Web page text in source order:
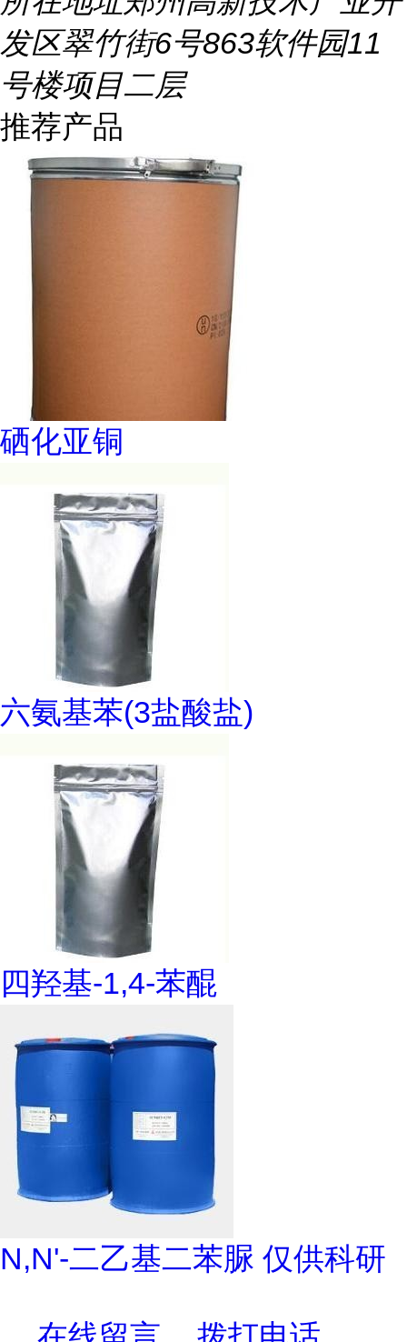
发区翠竹街6号863软件园11
号楼项目二层
推荐产品
硒化亚铜
六氨基苯(3盐酸盐)
四羟基-1,4-苯醌
N,N'-二乙基二苯脲 仅供科研